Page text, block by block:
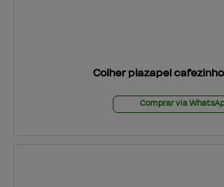
Colher plazapel
Comprar via